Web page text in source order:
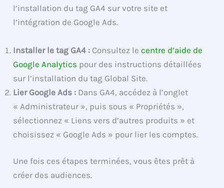
l’installation du tag GA4 sur votre site et
l’intégration de Google Ads.
Installer le tag GA4 : Consultez lecentre d’aide de
Google Analytics pour des instructions détaillées
sur l’installation du tag Global Site.
Lier Google Ads : Dans GA4, accédez à l’onglet
« Administrateur », puis sous « Propriétés »,
sélectionnez « Liens vers d’autres produits » et
choisissez « Google Ads » pour lier les comptes.
Une fois ces étapes terminées, vous êtes prêt à
créer des audiences.